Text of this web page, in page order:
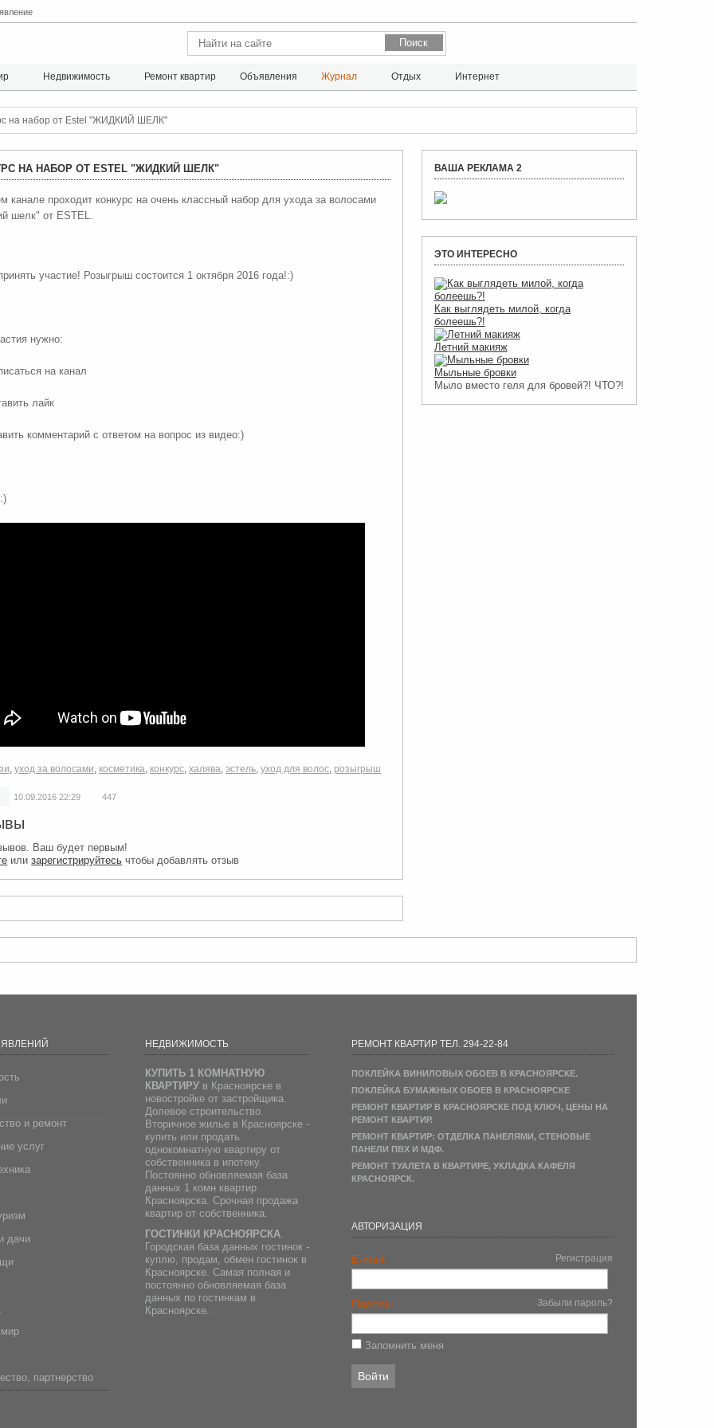
Недвижимость Ремонт квартир Объявления Журнал Отдых Интернет
на набор от Estel "ЖИДКИЙ ШЕЛК"
НА НАБОР ОТ ESTEL "ЖИДКИЙ ШЕЛК"
канале проходит конкурс на очень классный набор для ухода за волосами
шелк" от ESTEL.
участие! Розыгрыш состоится 1 октября 2016 года!:)
нужно:
на канал
лайк
комментарий с ответом на вопрос из видео:)
,уход за волосами, косметика, конкурс,халява,эстель,уход для волос, розыгрыш
10.09.2016 22:29 447
Ваш будет первым!
илизарегистрируйтесь чтобы добавлять отзыв
ВАША РЕКЛАМА 2
ЭТО ИНТЕРЕСНО
Как выглядеть милой, когда
болеешь?!
Летний макияж
Мыльные бровки
Мыло вместо геля для бровей?! ЧТО?!
и ремонт
услуг
дачи
партнерство
НЕДВИЖИМОСТЬ
КУПИТЬ 1 КОМНАТНУЮ
КВАРТИРУв Красноярске в
новостройке от застройщика.
Долевое строительство.
Вторичное жилье в Красноярске -
купить или продать
однокомнатную квартиру от
собственника в ипотеку.
Постоянно обновляемая база
данных 1 комн квартир
Красноярска. Срочная продажа
квартир от собственника.
ГОСТИНКИ КРАСНОЯРСКА.
Городская база данных гостинок -
куплю, продам, обмен гостинок в
Красноярске. Самая полная и
постоянно обновляемая база
данных по гостинкам в
Красноярске.
РЕМОНТ КВАРТИР ТЕЛ. 294-22-84
ПОКЛЕЙКА ВИНИЛОВЫХ ОБОЕВ В КРАСНОЯРСКЕ.
ПОКЛЕЙКА БУМАЖНЫХ ОБОЕВ В КРАСНОЯРСКЕ
РЕМОНТ КВАРТИР В КРАСНОЯРСКЕ ПОД КЛЮЧ, ЦЕНЫ НА
РЕМОНТ КВАРТИР.
РЕМОНТ КВАРТИР: ОТДЕЛКА ПАНЕЛЯМИ, СТЕНОВЫЕ
ПАНЕЛИ ПВХ И МДФ.
РЕМОНТ ТУАЛЕТА В КВАРТИРЕ, УКЛАДКА КАФЕЛЯ
КРАСНОЯРСК.
АВТОРИЗАЦИЯ
E-mail: Регистрация
Пароль: Забыли пароль?
Запомнить меня